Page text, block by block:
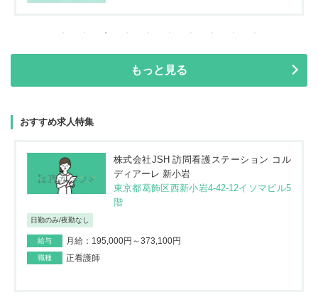
もっと見る
おすすめ求人特集
株式会社JSH 訪問看護ステーション コル
ディアーレ 新小岩
東京都葛飾区西新小岩4-42-12イソマビル5
階
日勤のみ/夜勤なし
給与 月給：195,000円～373,100円
職種 正看護師